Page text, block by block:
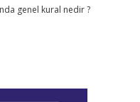
genel kural nedir ?